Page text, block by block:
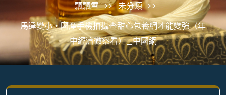
飄飄雪 >> 未分類 >>
馬達變小，國產手機拍攝查甜心包養網才能變強（年
中經濟微察看）_中國網